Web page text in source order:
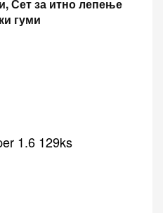
Сет за итно лепење
гуми
1.6 129ks